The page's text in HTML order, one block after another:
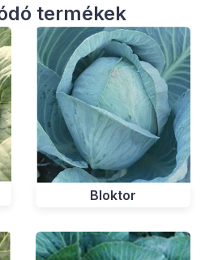
termékek
Bloktor